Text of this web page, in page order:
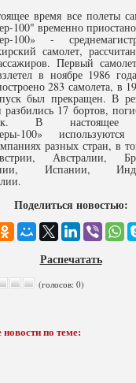
время все полеты
100" временно
100» -
самолет,
Первый
в ноябре 1986
283 самолета, в
был прекращен. В
разбились 17 бортов,
В настоящее
100»
разных стран, в
Австралии,
Испании,
Поделиться новостью:
Распечатать
(голосов: 0)
новости по теме: